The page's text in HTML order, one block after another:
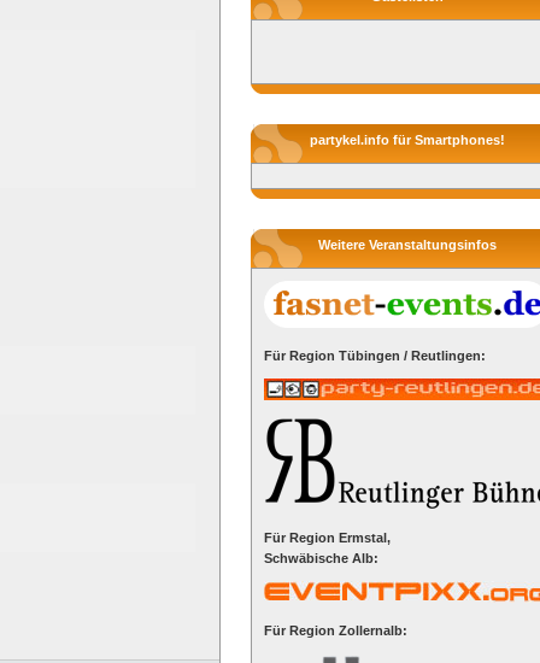
partykel.info für Smartphones!
Weitere Veranstaltungsinfos
Für Region Tübingen / Reutlingen:
Für Region Ermstal,
Schwäbische Alb:
Für Region Zollernalb: